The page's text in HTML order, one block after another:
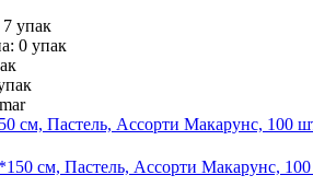
7 упак
0 упак
Пастель, Ассорти Макарунс, 100